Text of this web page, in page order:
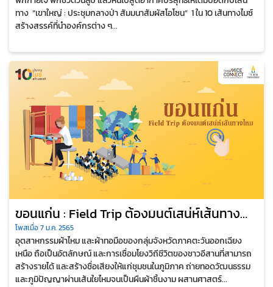
ทาง “เขาใหญ่ : ประชุมกลางป่า สัมมนาสัมผัสโอโซน” 1 ใน 10 เส้นทางไมซ์
สร้างสรรค์ที่นำองค์กรต่าง ๆ...
ขอนแก่น : Field Trip ต้องมนต์เสน่ห์เส้นทาง
ไหม
โพสเมื่อ 7 ม.ค. 2565
อุตสาหกรรมผ้าไหม และผ้าทอมือของกลุ่มจังหวัดภาคตะวันออกเฉียง
เหนือ ถือเป็นอัตลักษณ์ และการเชื่อมโยงวิถีชีวิตของชาวอีสานที่สามารถ
สร้างรายได้ และสร้างชื่อเสียงให้แก่ชุมชนในภูมิภาค ถ่ายทอดวัฒนธรรม
และภูมิปัญญาผ่านเส้นใยไหมจนเป็นผืนผ้าชิ้นงาม ผสานศาสตร์...